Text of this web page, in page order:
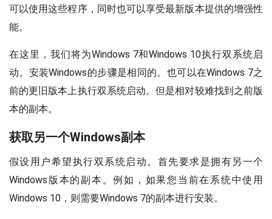
可以使用这些程序，同时也可以享受最新版本提供的增强性
能。
在这里，我们将为Windows 7和Windows 10执行双系统启
动。安装Windows的步骤是相同的。也可以在Windows 7之
前的更旧版本上执行双系统启动。但是相对较难找到之前版
本的副本。
获取另一个Windows副本
假设用户希望执行双系统启动。首先要求是拥有另一个
Windows版本的副本。例如，如果您当前在系统中使用
Windows 10，则需要Windows 7的副本进行安装。